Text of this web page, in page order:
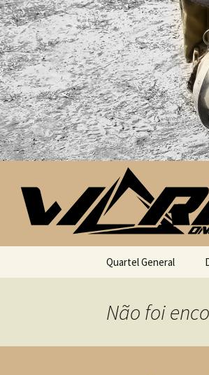
Saltar para o conteúdo
Quartel General
Não foi